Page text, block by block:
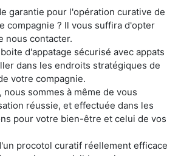
garantie pour l'opération curative de
compagnie ? Il vous suffira d'opter
nous contacter.
d'appatage sécurisé avec appats
dans les endroits stratégiques de
votre compagnie.
nous sommes à même de vous
réussie, et effectuée dans les
pour votre bien-être et celui de vos
procotol curatif réellement efficace